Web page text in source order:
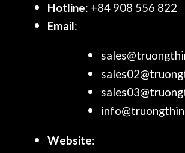
Hotline: +84 908 556 822
Email:
Website: